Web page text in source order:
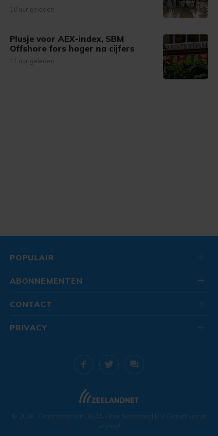
10 uur geleden
Plusje voor AEX-index, SBM
Offshore fors hoger na cijfers
11 uur geleden
POPULAIR
ABONNEMENTEN
CONTACT
© 2026 . Onderdeel van DELTA Fiber Nederland B.V. Geniet van je
vrijdag!
PRIVACY